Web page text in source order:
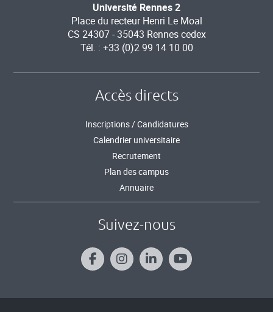
Université Rennes 2
Place du recteur Henri Le Moal
CS 24307 - 35043 Rennes cedex
Tél. : +33 (0)2 99 14 10 00
Accès directs
Inscriptions / Candidatures
Calendrier universitaire
Recrutement
Plan des campus
Annuaire
Suivez-nous